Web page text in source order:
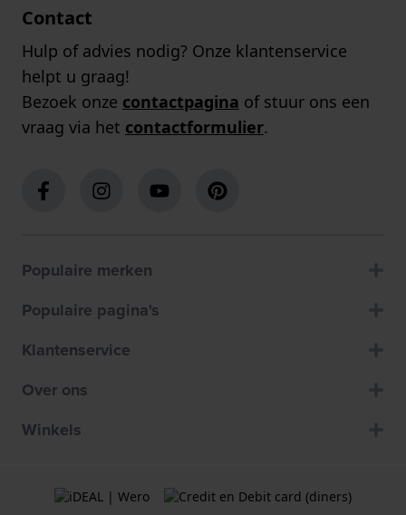
Contact
Hulp of advies nodig? Onze klantenservice
helpt u graag!
Bezoek onze contactpagina of stuur ons een
vraag via het contactformulier.
Populaire merken
Populaire pagina's
Klantenservice
Over ons
Winkels